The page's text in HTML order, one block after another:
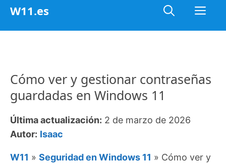
Saltar
W11.es
Cómo ver y gestionar contraseñas
guardadas en Windows 11
Última actualización: 2 de marzo de 2026
Autor: Isaac
W11 » Seguridad en Windows 11 » Cómo ver y